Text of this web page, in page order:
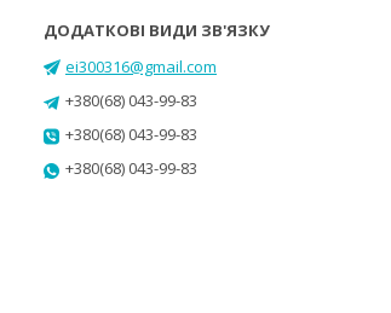
ei300316@gmail.com
+380(68) 043-99-83
+380(68) 043-99-83
+380(68) 043-99-83